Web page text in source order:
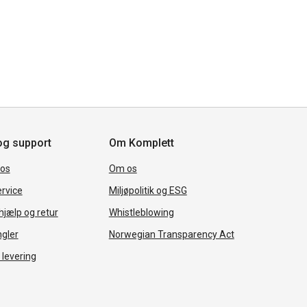
support
og retur
Om Komplett
Om os
Miljøpolitik og ESG
Whistleblowing
Norwegian Transparency Act